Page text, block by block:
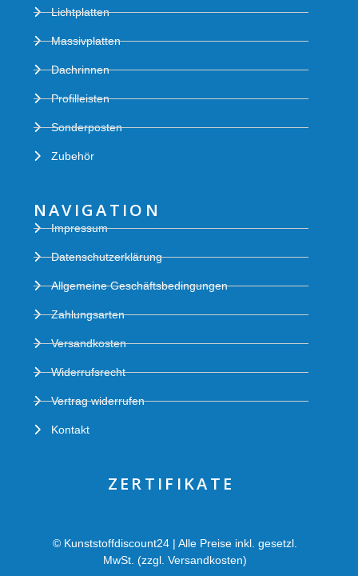
Lichtplatten
Massivplatten
Dachrinnen
Profilleisten
Sonderposten
Zubehör
NAVIGATION
Impressum
Datenschutzerklärung
Allgemeine Geschäftsbedingungen
Zahlungsarten
Versandkosten
Widerrufsrecht
Vertrag widerrufen
Kontakt
ZERTIFIKATE
© Kunststoffdiscount24 | Alle Preise inkl. gesetzl.
MwSt. (zzgl. Versandkosten)